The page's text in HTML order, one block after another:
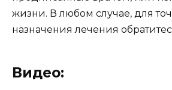
жизни. В любом случае, для
назначения лечения
Видео: